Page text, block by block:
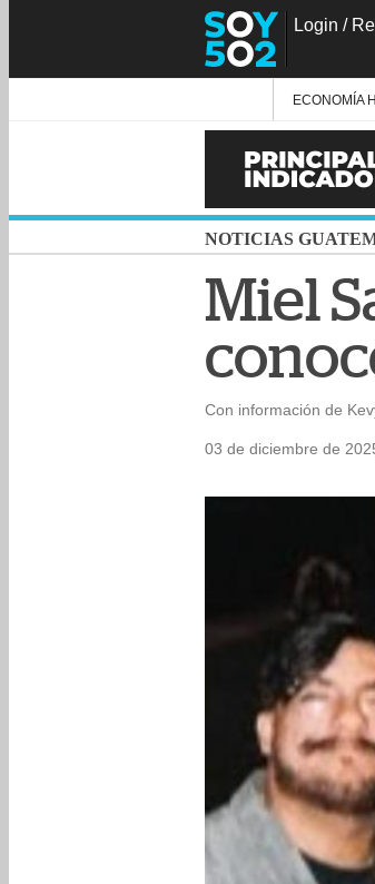
Login /
ECONOMÍA
NOTICIAS
Miel
Con información de
03 de diciembre de